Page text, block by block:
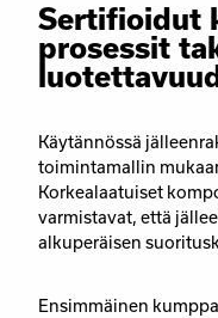
Sertifioidut
prosessit
Käytännössä
toimintamallin
Korkealaatuiset
varmistavat, että
alkuperäisen
Ensimmäinen